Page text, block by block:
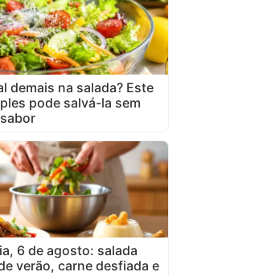
demais na salada? Este
pode salvá-la sem
6 de agosto: salada
verão, carne desfiada e